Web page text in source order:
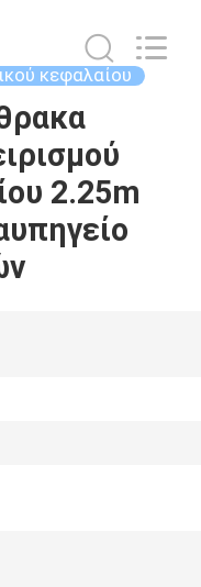
κεφαλαίου
2.25m